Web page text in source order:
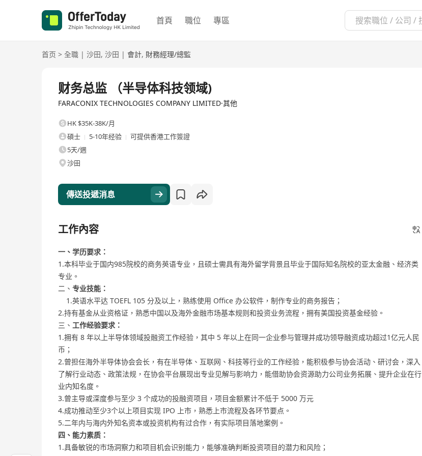
首頁 職位 專區
首页 > 全職 | 沙田, 沙田 | 會計, 財務經理/總監
财务总监 （半导体科技领域)
FARACONIX TECHNOLOGIES COMPANY LIMITED·其他
HK $35K-38K/月
碩士
5-10年经验
可提供香港工作簽證
5天/週
沙田
傳送投遞消息
工作內容
一、学历要求：
1.本科毕业于国内985院校的商务英语专业，且硕士需具有海外留学背景且毕业于国际知名院校的亚太金融、经济类
专业。
二、 专业技能：
1.英语水平达 TOEFL 105 分及以上，熟练使用 Office 办公软件，制作专业的商务报告；
2.持有基金从业资格证，熟悉中国以及海外金融市场基本规则和投资业务流程，拥有美国投资基金经验。
三、 工作经验要求：
1.拥有 8 年以上半导体领域投融资工作经验，其中 5 年以上在同一企业参与管理并成功领导融资成功超过1亿元人民
币；
2.曾担任海外半导体协会会长，有在半导体、互联网、科技等行业的工作经验，能积极参与协会活动、研讨会，深入
了解行业动态、政策法规，在协会平台展现出专业见解与影响力，能借助协会资源助力公司业务拓展、提升企业在行
业内知名度。
3.曾主导或深度参与至少 3 个成功的投融资项目，项目金额累计不低于 5000 万元
4.成功推动至少3个以上项目实现 IPO 上市，熟悉上市流程及各环节要点。
5.二年内与海内外知名资本或投资机构有过合作，有实际项目落地案例。
四、能力素质：
1.具备敏锐的市场洞察力和项目机会识别能力，能够准确判断投资项目的潜力和风险；